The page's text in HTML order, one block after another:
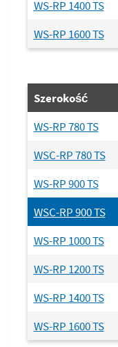
WS-RP 1400 TS
WS-RP 1600 TS
Szerokość
WS-RP 780 TS
WSC-RP 780 TS
WS-RP 900 TS
WSC-RP 900 TS
WS-RP 1000 TS
WS-RP 1200 TS
WS-RP 1400 TS
WS-RP 1600 TS